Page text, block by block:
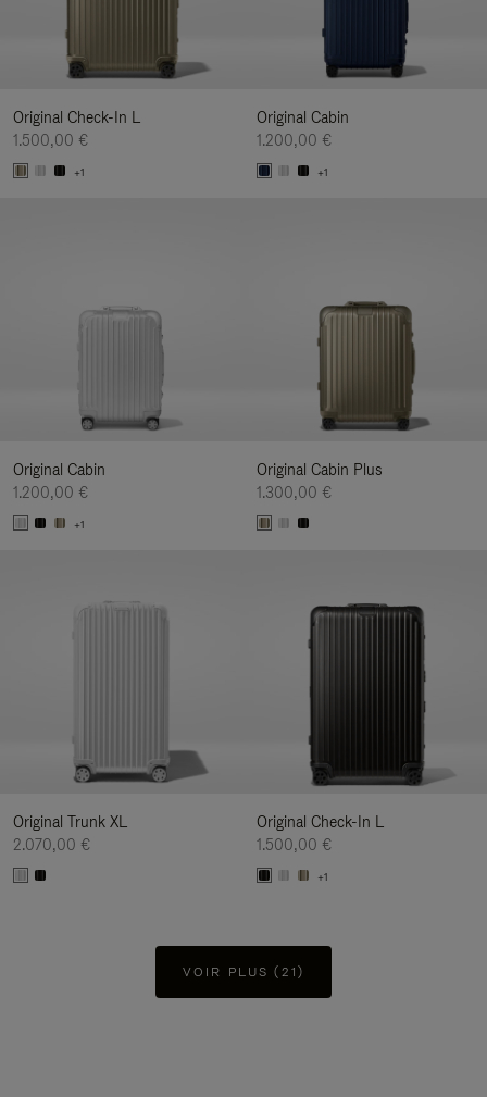
Original Check-In L
1.500,00 €
+1
Original Cabin
1.200,00 €
+1
Original Cabin
1.200,00 €
+1
Original Cabin Plus
1.300,00 €
Original Trunk XL
2.070,00 €
Original Check-In L
1.500,00 €
+1
VOIR PLUS (21)